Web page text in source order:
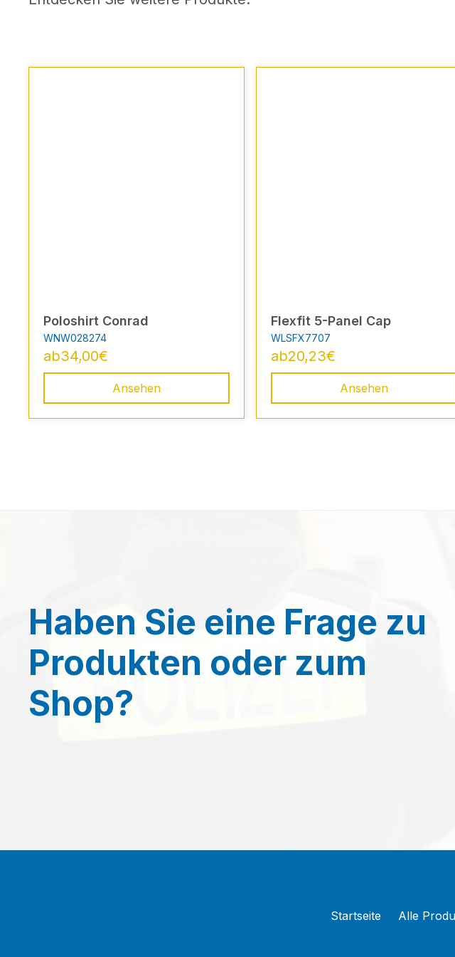
Poloshirt Conrad
WNW028274
ab34,00€
Ansehen
Flexfit 5-Panel Cap
WLSFX7707
ab20,23€
Ansehen
Haben Sie eine Frage zu
Produkten oder zum
Shop?
Startseite Alle